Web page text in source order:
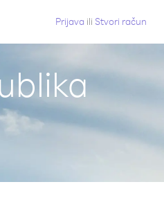
Prijava ili Stvori račun